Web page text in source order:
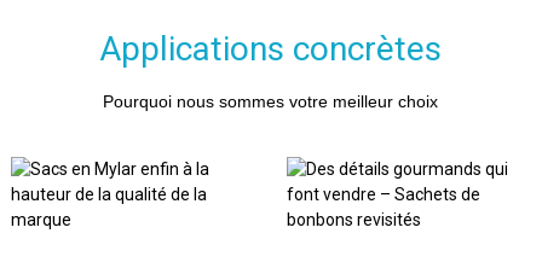
Applications concrètes
Pourquoi nous sommes votre meilleur choix